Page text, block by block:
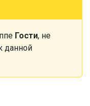
Гости, не
данной